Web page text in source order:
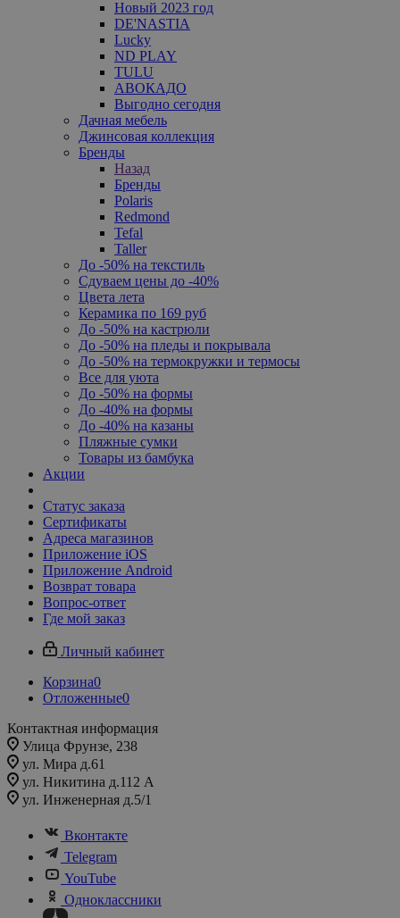
Новый 2023 год
DE'NASTIA
Lucky
ND PLAY
TULU
АВОКАДО
Выгодно сегодня
Дачная мебель
Джинсовая коллекция
Бренды
Назад
Бренды
Polaris
Redmond
Tefal
Taller
До -50% на текстиль
Сдуваем цены до -40%
Цвета лета
Керамика по 169 руб
До -50% на кастрюли
До -50% на пледы и покрывала
До -50% на термокружки и термосы
Все для уюта
До -50% на формы
До -40% на формы
До -40% на казаны
Пляжные сумки
Товары из бамбука
Акции
Статус заказа
Сертификаты
Адреса магазинов
Приложение iOS
Приложение Android
Возврат товара
Вопрос-ответ
Где мой заказ
Личный кабинет
Корзина0
Отложенные0
Контактная информация
Улица Фрунзе, 238​
ул. Мира д.61
ул. Никитина д.112 А
ул. Инженерная д.5/1
Вконтакте
Telegram
YouTube
Одноклассники